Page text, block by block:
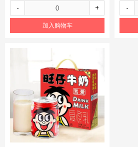
- +
加入购物车
-